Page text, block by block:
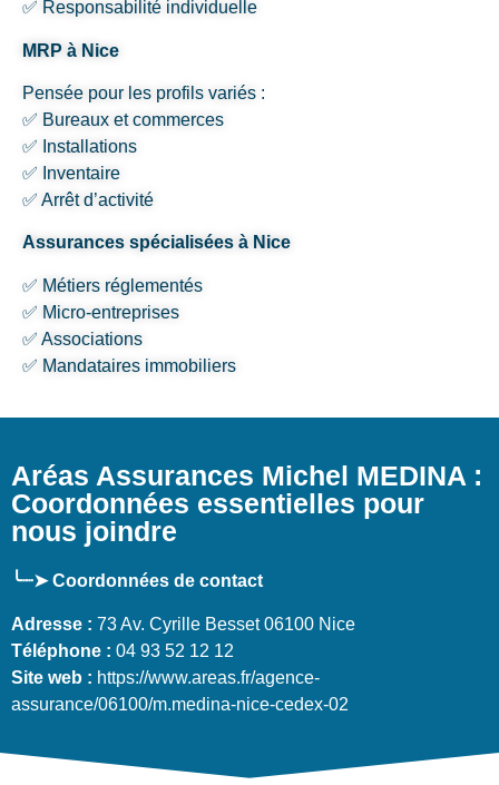
✅ Responsabilité individuelle
MRP à Nice
Pensée pour les profils variés :
✅ Bureaux et commerces
✅ Installations
✅ Inventaire
✅ Arrêt d’activité
Assurances spécialisées à Nice
✅ Métiers réglementés
✅ Micro-entreprises
✅ Associations
✅ Mandataires immobiliers
Aréas Assurances Michel MEDINA :
Coordonnées essentielles pour
nous joindre
╰┈➤ Coordonnées de contact
Adresse : 73 Av. Cyrille Besset 06100 Nice
Téléphone : 04 93 52 12 12
Site web : https://www.areas.fr/agence-
assurance/06100/m.medina-nice-cedex-02